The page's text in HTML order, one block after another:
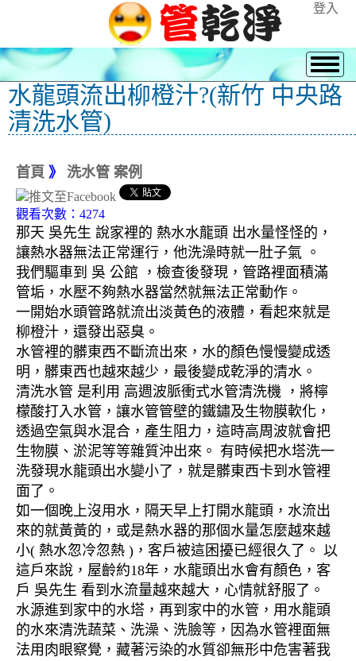
登入
水龍頭流出柳橙汁?(新竹 中央路
清洗水管)
首頁 》 洗水管 案例
觀看次數：4274
那天 吳先生 說家裡的 熱水水龍頭 出水量怪怪的，
讓熱水器無法正常運行，他洗澡時就一肚子氣 。
我們驅車到 吳 公館 ，檢查後發現，管路裡面積滿
管垢，水壓不夠熱水器當然就無法正常動作。
一開始水頭管路就流出淡黃色的液體，看起來就是
柳橙汁，還發出惡臭。
水管裡的髒東西不斷流出來，水的顏色慢慢變成透
明，髒東西也越來越少，最後變成乾淨的清水。
清洗水管 是利用 高週波脈衝式水管清洗機 ，將檸
檬酸打入水管，讓水管管壁的鐵鏽及生物膜軟化，
透過空氣與水混合，產生阻力，這時高周波就會把
生物膜、淤泥等等雜質沖出來。 有時候把水塔洗一
洗發現水龍頭出水變小了，就是髒東西卡到水管裡
面了。
如一個晚上沒用水，隔天早上打開水龍頭，水流出
來的就黃黃的，或是熱水器的那個水量怎麼越來越
小( 熱水忽冷忽熱 )，客戶被這困擾已經很久了。 以
這戶來說，屋齡約18年，水龍頭出水會有顏色，客
戶 吳先生 看到水流量越來越大，心情就舒服了。
水源進到家中的水塔，再到家中的水管，用水龍頭
的水來清洗蔬菜、洗澡、洗臉等，因為水管裡面無
法用肉眼察覺，藏著污染的水質卻無形中危害著我